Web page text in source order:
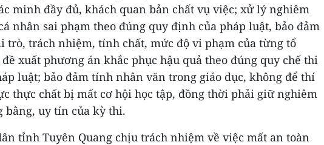
minh đầy đủ, khách quan bản chất vụ việc; xử lý nghiêm
nhân sai phạm theo đúng quy định của pháp luật, bảo đảm
trò, trách nhiệm, tính chất, mức độ vi phạm của từng tổ
xuất phương án khắc phục hậu quả theo đúng quy chế thi
luật; bảo đảm tính nhân văn trong giáo dục, không để thí
thực chất bị mất cơ hội học tập, đồng thời phải giữ nghiêm
bằng, uy tín của kỳ thi.
tỉnh Tuyên Quang chịu trách nhiệm về việc mất an toàn